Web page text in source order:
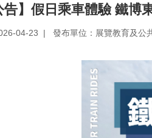
告】假日乘車體驗 鐵博
04-23 發布單位：展覽教育及公